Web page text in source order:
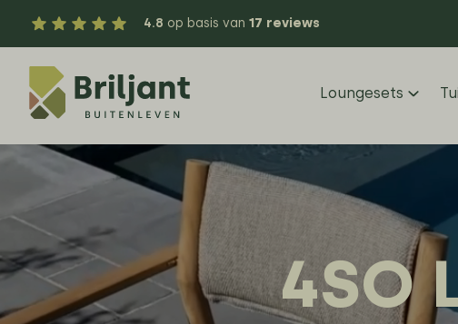
Loungesets
4.8 op basis van 17 reviews
4SO